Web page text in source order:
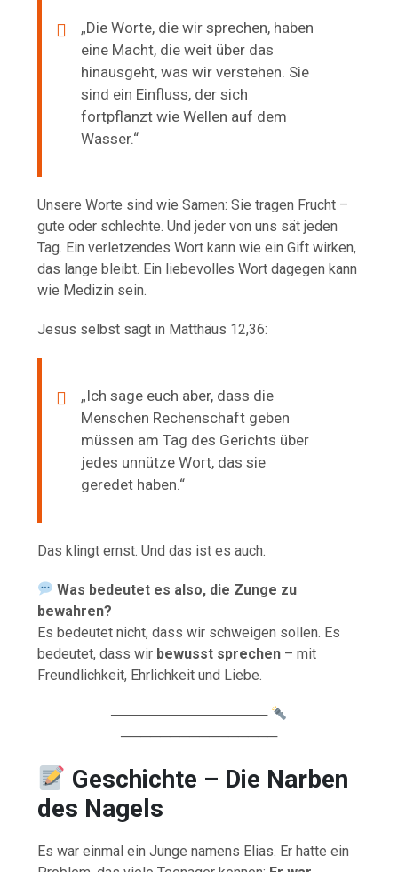
„Die Worte, die wir sprechen, haben
eine Macht, die weit über das
hinausgeht, was wir verstehen. Sie
sind ein Einfluss, der sich
fortpflanzt wie Wellen auf dem
Wasser.“
Unsere Worte sind wie Samen: Sie tragen Frucht –
gute oder schlechte. Und jeder von uns sät jeden
Tag. Ein verletzendes Wort kann wie ein Gift wirken,
das lange bleibt. Ein liebevolles Wort dagegen kann
wie Medizin sein.
Jesus selbst sagt in Matthäus 12,36:
„Ich sage euch aber, dass die
Menschen Rechenschaft geben
müssen am Tag des Gerichts über
jedes unnütze Wort, das sie
geredet haben.“
Das klingt ernst. Und das ist es auch.
Was bedeutet es also, die Zunge zu
bewahren?
Es bedeutet nicht, dass wir schweigen sollen. Es
bedeutet, dass wir bewusst sprechen – mit
Freundlichkeit, Ehrlichkeit und Liebe.
────────────────
────────────────
Geschichte – Die Narben
des Nagels
Es war einmal ein Junge namens Elias. Er hatte ein